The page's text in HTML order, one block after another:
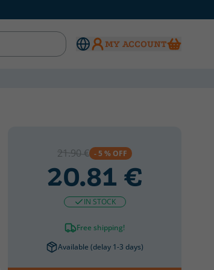
MY ACCOUNT
21.90 € - 5 % OFF
20.81 €
IN STOCK
Free shipping!
Available (delay 1-3 days)